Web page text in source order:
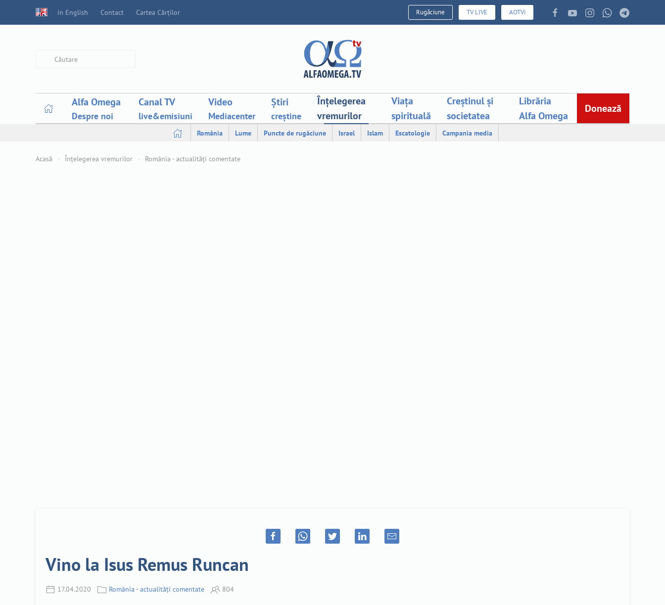
in English Contact Cartea Cărților Rugăciune TV LIVE AOTVi
Alfa Omega
Despre noi
Canal TV
live&emisiuni
Video
Mediacenter
Știri
creștine
Înțelegerea
vremurilor
Viața
spirituală
Creștinul și
societatea
Librăria
Alfa Omega
Donează
România Lume Puncte de rugăciune Israel Islam Escatologie Campania media
Acasă Înțelegerea vremurilor România - actualități comentate
Vino la Isus Remus Runcan
17.04.2020 România - actualități comentate 804